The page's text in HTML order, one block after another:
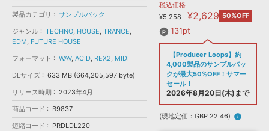
ソフトウェア／ツール »
DAW »
効果音 »
BGM »
ニュースレター »
SONICWIREブログ »
DTMガイド »
FAQ »
お問い合わせ »
音楽カード
楽曲配信流通サービス
無償のサウンド管理ソフト
ソフト音源 プラグイン・エフェクト
ソフトウェア／ツール 効果音
フォーマット
ランキング
製品カテゴリ
サンプルパック
ジャンル
TECHNO, HOUSE, TRANCE,
EDM, FUTURE HOUSE
フォーマット
WAV, ACID, REX2, MIDI
DLサイズ
633 MB (664,205,597 byte)
リリース時期
2023年4月
商品コード
B9837
短縮コード
PRDLDL220
税込価格
¥5,258
¥2,629 50%OFF
131pt
【Producer Loops】約
4,000製品のサンプルパッ
クが最大50%OFF！サマー
セール！
2026年8月20日(木)まで
(現地定価：GBP 22.46) info